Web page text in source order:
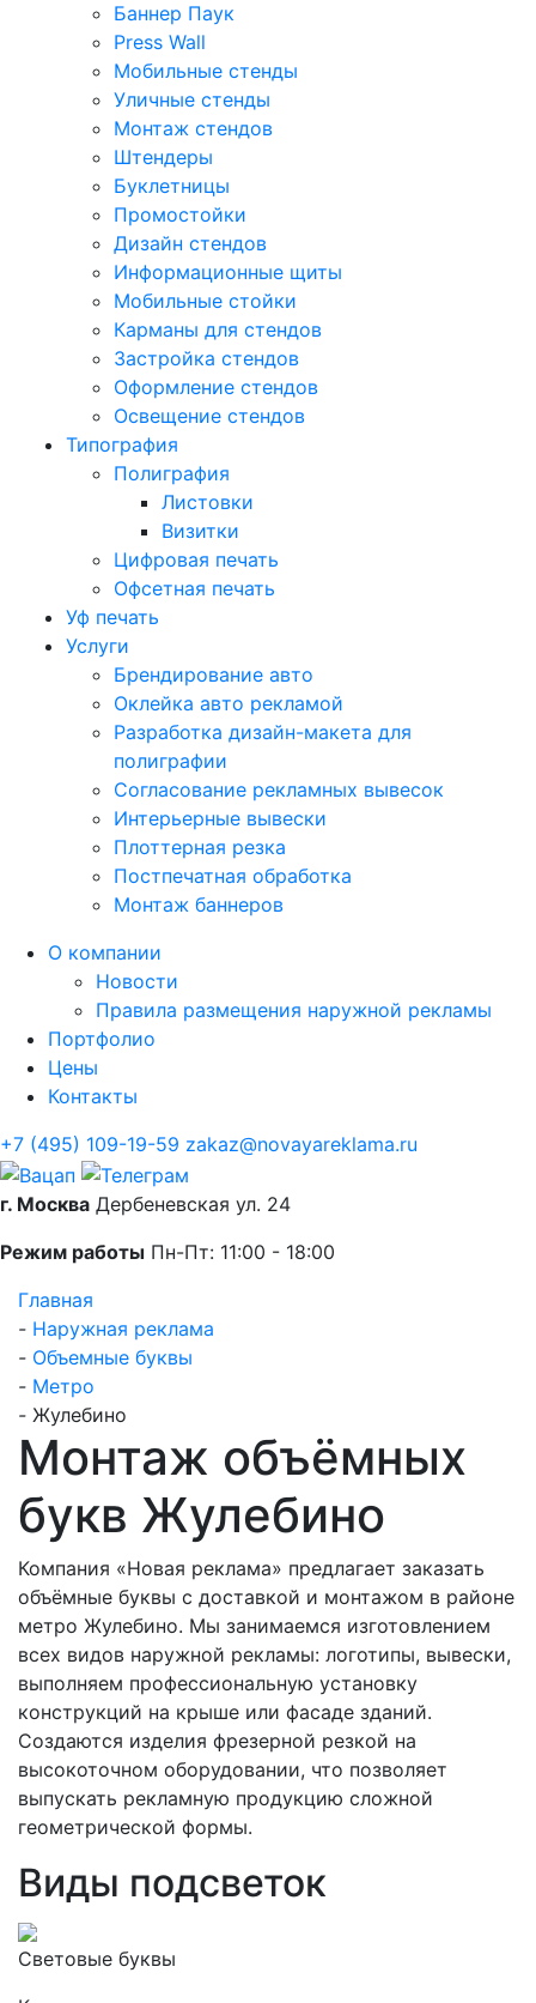
Баннер Паук
Press Wall
Мобильные стенды
Уличные стенды
Монтаж стендов
Штендеры
Буклетницы
Промостойки
Дизайн стендов
Информационные щиты
Мобильные стойки
Карманы для стендов
Застройка стендов
Оформление стендов
Освещение стендов
Типография
Полиграфия
Листовки
Визитки
Цифровая печать
Офсетная печать
Уф печать
Услуги
Брендирование авто
Оклейка авто рекламой
Разработка дизайн-макета для
полиграфии
Согласование рекламных вывесок
Интерьерные вывески
Плоттерная резка
Постпечатная обработка
Монтаж баннеров
О компании
Новости
Правила размещения наружной рекламы
Портфолио
Цены
Контакты
+7 (495) 109-19-59 zakaz@novayareklama.ru
г. Москва Дербеневская ул. 24
Режим работы Пн-Пт: 11:00 - 18:00
Главная
- Наружная реклама
- Объемные буквы
- Метро
- Жулебино
Монтаж объёмных
букв Жулебино
Компания «Новая реклама» предлагает заказать
объёмные буквы с доставкой и монтажом в районе
метро Жулебино. Мы занимаемся изготовлением
всех видов наружной рекламы: логотипы, вывески,
выполняем профессиональную установку
конструкций на крыше или фасаде зданий.
Создаются изделия фрезерной резкой на
высокоточном оборудовании, что позволяет
выпускать рекламную продукцию сложной
геометрической формы.
Виды подсветок
Световые буквы